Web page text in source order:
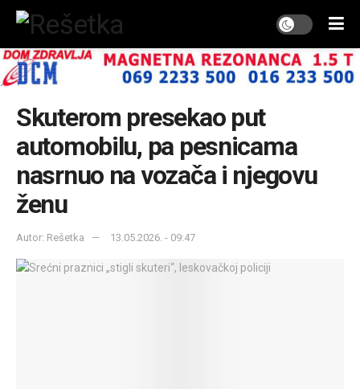
Skuterom presekao put
automobilu, pa pesnicama
nasrnuo na vozača i njegovu
ženu
Autor: Rešetka 13.05.2026. - 09:47